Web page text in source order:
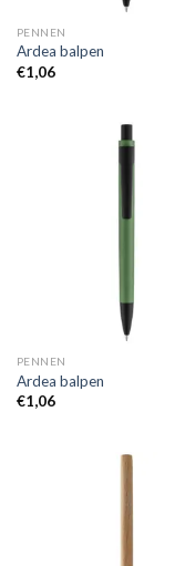
PENNEN
Ardea balpen
€1,06
PENNEN
Ardea balpen
€1,06